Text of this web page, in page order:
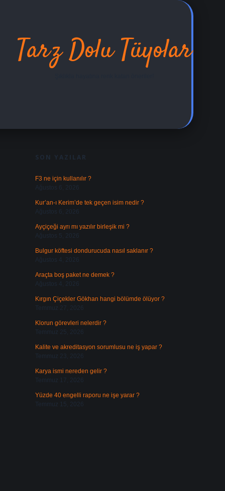
Tarz Dolu Tüyolar
SON YAZILAR
F3 ne için kullanılır ?
Ağustos 6, 2026
Kur’an-ı Kerim’de tek geçen isim nedir ?
Ağustos 6, 2026
Ayçiçeği ayrı mı yazılır birleşik mi ?
Ağustos 5, 2026
Bulgur köftesi dondurucuda nasıl saklanır ?
Ağustos 4, 2026
Araçta boş paket ne demek ?
Ağustos 4, 2026
Kırgın Çiçekler Gökhan hangi bölümde ölüyor ?
Temmuz 27, 2026
Klorun görevleri nelerdir ?
Temmuz 25, 2026
Kalite ve akreditasyon sorumlusu ne iş yapar ?
Temmuz 23, 2026
Karya ismi nereden gelir ?
Temmuz 17, 2026
Yüzde 40 engelli raporu ne işe yarar ?
Temmuz 15, 2026